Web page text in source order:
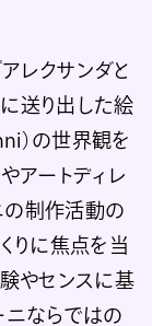
アレクサンダと
送り出した絵
）の世界観を
アートディレ
の制作活動の
りに焦点を当
験やセンスに基
ニならではの